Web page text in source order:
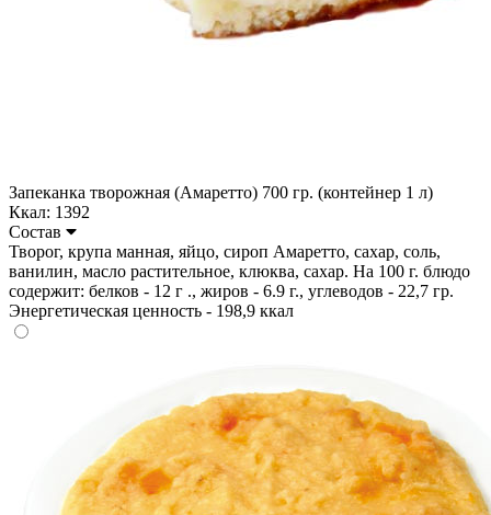
Запеканка творожная (Амаретто) 700 гр. (контейнер 1 л)
Ккал: 1392
Состав
Творог, крупа манная, яйцо, сироп Амаретто, сахар, соль,
ванилин, масло растительное, клюква, сахар. На 100 г. блюдо
содержит: белков - 12 г ., жиров - 6.9 г., углеводов - 22,7 гр.
Энергетическая ценность - 198,9 ккал